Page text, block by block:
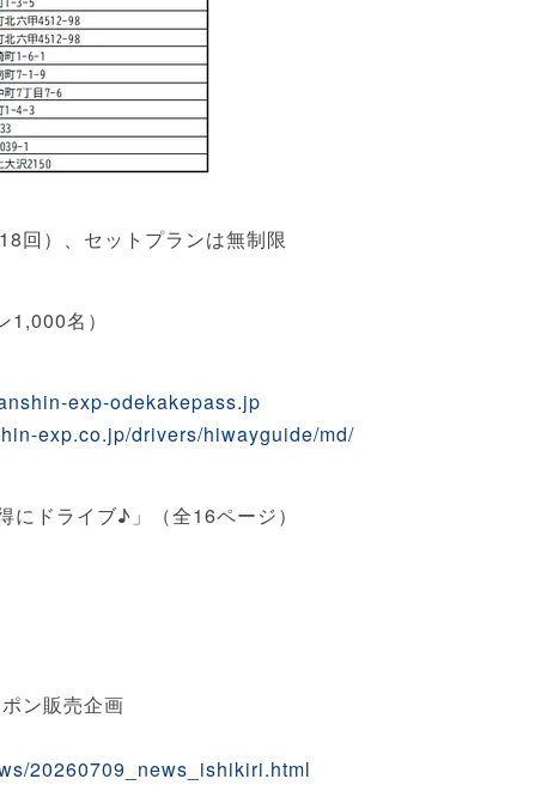
回）、セットプランは無制限
名）
exp-odekakepass.jp
exp.co.jp/drivers/hiwayguide/md/
ドライブ♪」（全16ページ）
ン販売企画
20260709_news_ishikiri.html